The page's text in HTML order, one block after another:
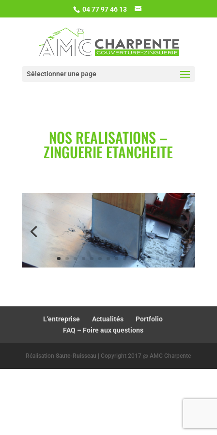
04 77 97 46 13
Sélectionner une page
NOS REALISATIONS –
ZINGUERIE ETANCHEITE
L’entreprise Actualités
Portfolio
FAQ – Foire aux questions
RéalisationSaute-Ruisseau | Copyright 2017 @ AMC Charpente